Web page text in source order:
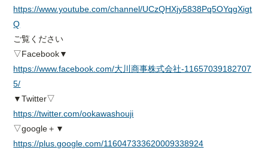
https://www.youtube.com/channel/UCzQHXjy5838Pq5OYqgXigt
Q
ご覧ください
▽Facebook▼
https://www.facebook.com/大川商事株式会社-11657039182707
5/
▼Twitter▽
https://twitter.com/ookawashouji
▽google＋▼
https://plus.google.com/116047333620009338924